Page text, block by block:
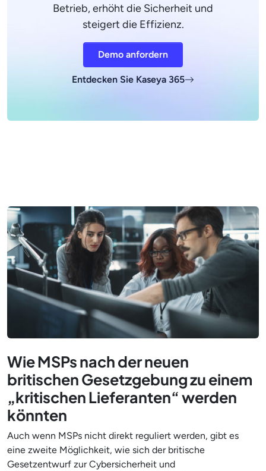
Betrieb, erhöht die Sicherheit und
steigert die Effizienz.
Demo anfordern
Entdecken Sie Kaseya 365
Wie MSPs nach der neuen
britischen Gesetzgebung zu einem
„kritischen Lieferanten“ werden
könnten
Auch wenn MSPs nicht direkt reguliert werden, gibt es
eine zweite Möglichkeit, wie sich der britische
Gesetzentwurf zur Cybersicherheit und